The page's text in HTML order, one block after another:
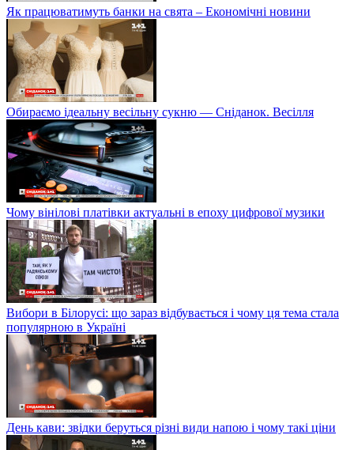
Як працюватимуть банки на свята – Економічні новини
Обираємо ідеальну весільну сукню — Сніданок. Весілля
Чому вінілові платівки актуальні в епоху цифрової музики
Вибори в Білорусі: що зараз відбувається і чому ця тема стала
популярною в Україні
День кави: звідки беруться різні види напою і чому такі ціни